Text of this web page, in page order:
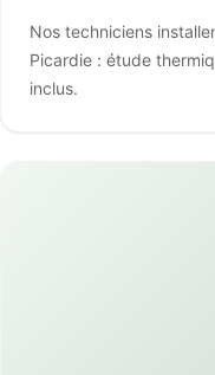
Nos techniciens
Picardie : étude
inclus.